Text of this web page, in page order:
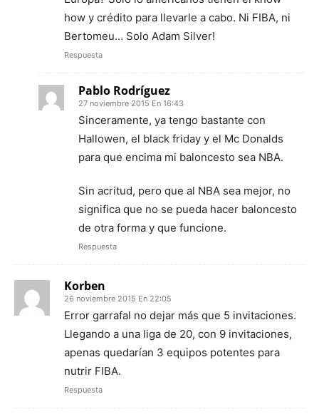
how y crédito para llevarle a cabo. Ni FIBA, ni
Bertomeu… Solo Adam Silver!
Respuesta
Pablo Rodríguez
27 noviembre 2015 En 16:43
Sinceramente, ya tengo bastante con
Hallowen, el black friday y el Mc Donalds
para que encima mi baloncesto sea NBA.
Sin acritud, pero que al NBA sea mejor, no
significa que no se pueda hacer baloncesto
de otra forma y que funcione.
Respuesta
Korben
26 noviembre 2015 En 22:05
Error garrafal no dejar más que 5 invitaciones.
Llegando a una liga de 20, con 9 invitaciones,
apenas quedarían 3 equipos potentes para
nutrir FIBA.
Respuesta